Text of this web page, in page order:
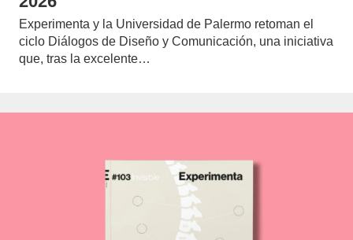
Experimenta y la Universidad de Palermo retoman el
ciclo Diálogos de Diseño y Comunicación, una iniciativa
que, tras la excelente…